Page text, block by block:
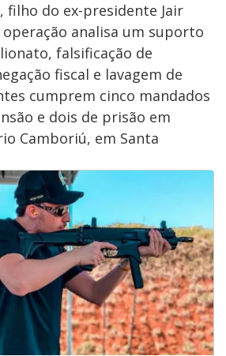
filho do ex-presidente Jair
operação analisa um suporto
falsificação de
fiscal e lavagem de
cumprem cinco mandados
e dois de prisão em
Camboriú, em Santa